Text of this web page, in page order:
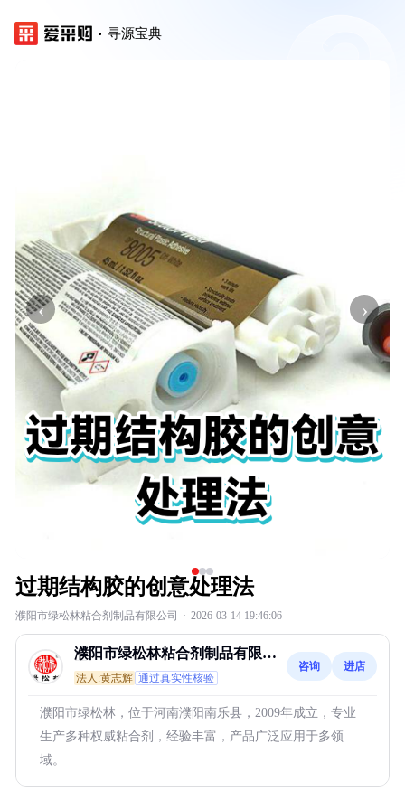
寻源宝典
‹ ›
过期结构胶的创意处理法
濮阳市绿松林粘合剂制品有限公司 · 2026-03-14 19:46:06
濮阳市绿松林粘合剂制品有限公
司
法人:黄志辉 通过真实性核验
咨询 进店
濮阳市绿松林，位于河南濮阳南乐县，2009年成立，专业
生产多种权威粘合剂，经验丰富，产品广泛应用于多领
域。